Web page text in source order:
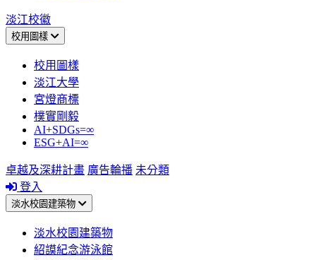
淡江校徽
校用圖樣
校用圖樣
淡江大學
宮燈商標
樸實剛毅
AI+SDGs=∞
ESG+AI=∞
卓越及深耕計畫 廣告輪播 未分類
登入
淡水校園建築物
淡水校園建築物
紹謨紀念游泳館